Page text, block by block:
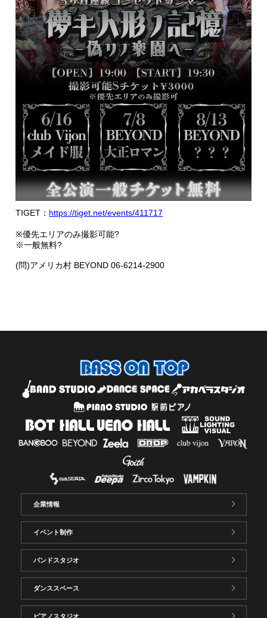
TIGET： https://tiget.net/events/411717
※優先エリアのみ撮影可能?
※一般無料?
(問)アメリカ村 BEYOND 06-6214-2900
企業情報
イベント制作
バンドスタジオ
ダンススペース
ピアノスタジオ